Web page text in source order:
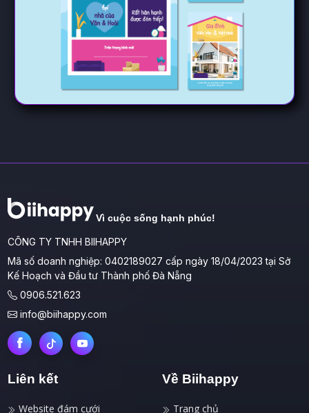
Vì cuộc sống hạnh phúc!
CÔNG TY TNHH BIIHAPPY
Mã số doanh nghiệp: 0402189027 cấp ngày 18/04/2023 tại Sở
Kế Hoạch và Đầu tư Thành phố Đà Nẵng
0906.521.623
info@biihappy.com
Liên kết
Website đám cưới
Về Biihappy
Trang chủ